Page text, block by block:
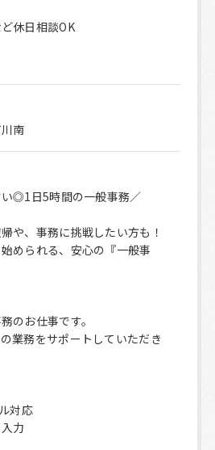
休日相談OK
南
◎1日5時間の一般事務／
や、事務に挑戦したい方も！
められる、安心の『一般事
のお仕事です。
業務をサポートしていただき
対応
力